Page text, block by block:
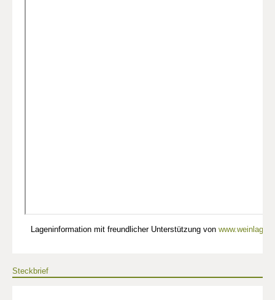
Lageninformation mit freundlicher Unterstützung von
Steckbrief